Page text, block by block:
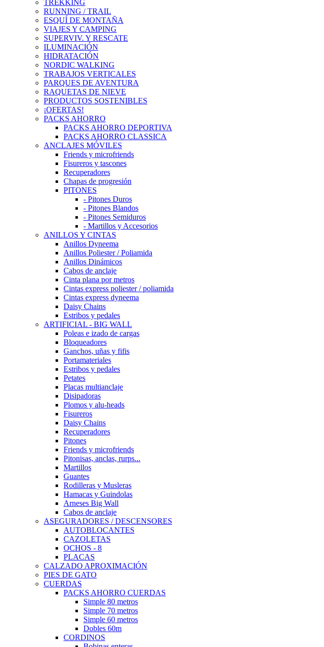
TREKKING
RUNNING / TRAIL
ESQUÍ DE MONTAÑA
VIAJES Y CAMPING
SUPERVIV. Y RESCATE
ILUMINACIÓN
HIDRATACIÓN
NORDIC WALKING
TRABAJOS VERTICALES
PARQUES DE AVENTURA
RAQUETAS DE NIEVE
PRODUCTOS SOSTENIBLES
¡OFERTAS!
PACKS AHORRO
PACKS AHORRO DEPORTIVA
PACKS AHORRO CLASSICA
ANCLAJES MÓVILES
Friends y microfriends
Fisureros y tascones
Recuperadores
Chapas de progresión
PITONES
- Pitones Duros
- Pitones Blandos
- Pitones Semiduros
- Martillos y Accesorios
ANILLOS Y CINTAS
Anillos Dyneema
Anillos Poliester / Poliamida
Anillos Dinámicos
Cabos de anclaje
Cinta plana por metros
Cintas express poliester / poliamida
Cintas express dyneema
Daisy Chains
Estribos y pedales
ARTIFICIAL - BIG WALL
Poleas e izado de cargas
Bloqueadores
Ganchos, uñas y fifis
Portamateriales
Estribos y pedales
Petates
Placas multianclaje
Disipadoras
Plomos y alu-heads
Fisureros
Daisy Chains
Recuperadores
Pitones
Friends y microfriends
Pitonisas, anclas, rurps...
Martillos
Guantes
Rodilleras y Musleras
Hamacas y Guindolas
Arneses Big Wall
Cabos de anclaje
ASEGURADORES / DESCENSORES
AUTOBLOCANTES
CAZOLETAS
OCHOS - 8
PLACAS
CALZADO APROXIMACIÓN
PIES DE GATO
CUERDAS
PACKS AHORRO CUERDAS
Simple 80 metros
Simple 70 metros
Simple 60 metros
Dobles 60m
CORDINOS